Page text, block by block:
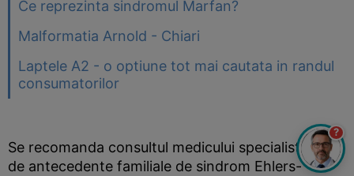
Ce reprezinta sindromul Marfan?
Malformatia Arnold - Chiari
Laptele A2 - o optiune tot mai cautata in randul
consumatorilor
Se recomanda consultul medicului specialist in caz
de antecedente familiale de sindrom Ehlers-
?